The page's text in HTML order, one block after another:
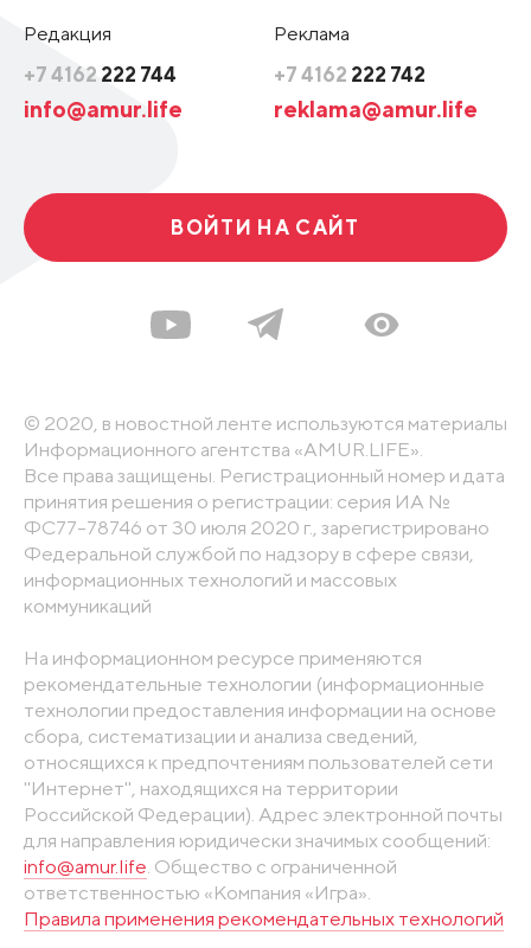
Редакция
+7 4162 222 744
info@amur.life
Реклама
+7 4162 222 742
reklama@amur.life
ВОЙТИ НА САЙТ
© 2020, в новостной ленте используются материалы
Информационного агентства «AMUR.LIFE».
Все права защищены. Регистрационный номер и дата
принятия решения о регистрации: серия ИА №
ФС77-78746 от 30 июля 2020 г., зарегистрировано
Федеральной службой по надзору в сфере связи,
информационных технологий и массовых
коммуникаций
На информационном ресурсе применяются
рекомендательные технологии (информационные
технологии предоставления информации на основе
сбора, систематизации и анализа сведений,
относящихся к предпочтениям пользователей сети
"Интернет", находящихся на территории
Российской Федерации). Адрес электронной почты
для направления юридически значимых сообщений:
info@amur.life . Общество с ограниченной
ответственностью «Компания «Игра».
Правила применения рекомендательных технологий